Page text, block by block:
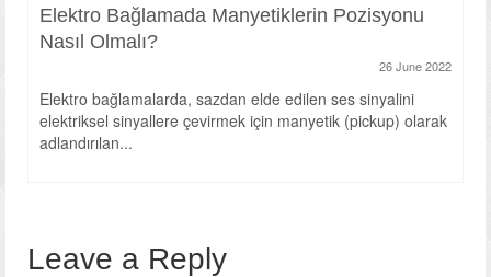
Elektro Bağlamada Manyetiklerin Pozisyonu
Nasıl Olmalı?
26 June 2022
Elektro bağlamalarda, sazdan elde edilen ses sinyalini
elektriksel sinyallere çevirmek için manyetik (pickup) olarak
adlandırılan...
Leave a Reply